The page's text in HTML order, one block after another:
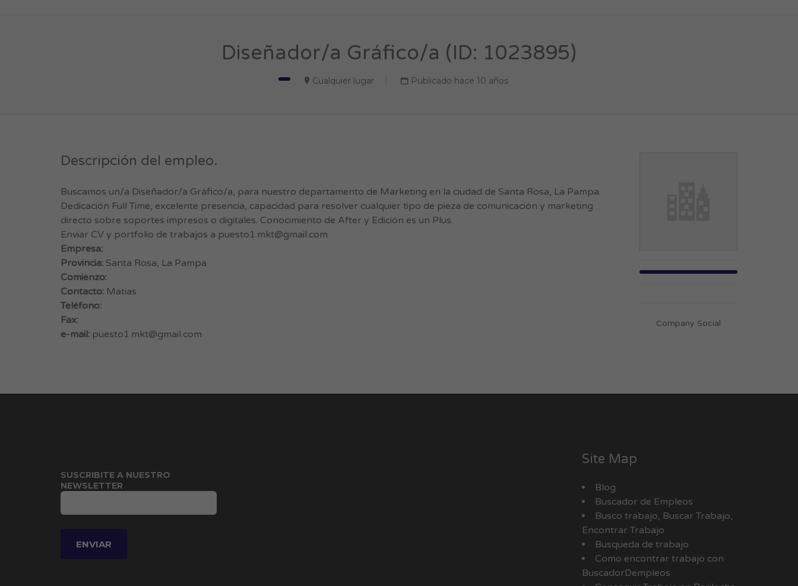
Diseñador/a Gráfico/a (ID: 1023895)
Cualquier lugar Publicado hace 10 años
Descripción del empleo.
Buscamos un/a Diseñador/a Gráfico/a, para nuestro departamento de Marketing en la ciudad de Santa Rosa, La Pampa.
Dedicación Full Time, excelente presencia, capacidad para resolver cualquier tipo de pieza de comunicación y marketing
directo sobre soportes impresos o digitales. Conocimiento de After y Edición es un Plus.
Enviar CV y portfolio de trabajos a puesto1.mkt@gmail.com
Empresa:
Provincia: Santa Rosa, La Pampa
Comienzo:
Contacto: Matias
Teléfono:
Fax:
e-mail: puesto1.mkt@gmail.com
Company Social
SUSCRIBITE A NUESTRO
NEWSLETTER
Site Map
Blog
Buscador de Empleos
Busco trabajo, Buscar Trabajo,
Encontrar Trabajo
Busqueda de trabajo
Como encontrar trabajo con
BuscadorDempleos